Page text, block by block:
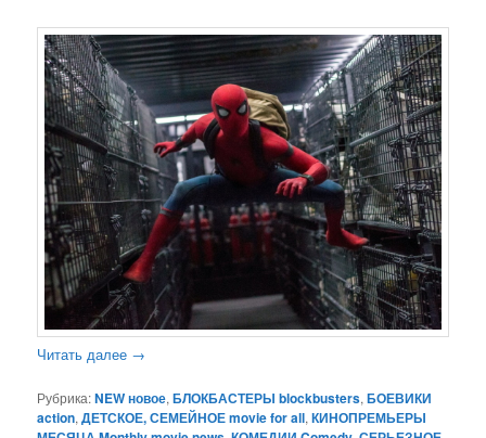
Читать далее →
Рубрика:NEW новое,БЛОКБАСТЕРЫ blockbusters,БОЕВИКИ
action,ДЕТСКОЕ, СЕМЕЙНОЕ movie for all,КИНОПРЕМЬЕРЫ